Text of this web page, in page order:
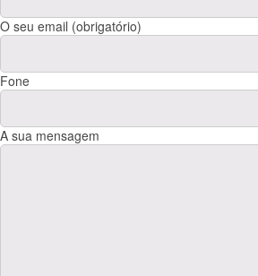
O seu email (obrigatório)
Fone
A sua mensagem